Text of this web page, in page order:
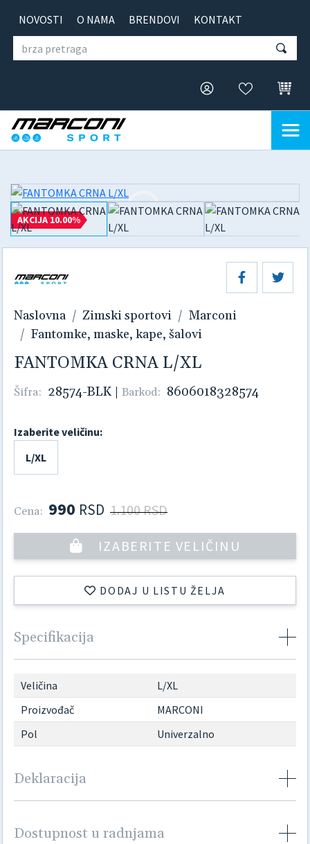
NOVOSTI O NAMA BRENDOVI KONTAKT
AKCIJA 10.00%
Naslovna Zimski sportovi
Marconi
Fantomke, maske, kape, šalovi
FANTOMKA CRNA L/XL
Šifra: 28574-BLK | Barkod: 8606018328574
Izaberite veličinu:
L/XL
Cena: 990 RSD 1.100 RSD
IZABERITE VELIČINU
DODAJ U LISTU ŽELJA
Specifikacija
Veličina
L/XL
Proizvođač
MARCONI
Pol
Univerzalno
Deklaracija
Dostupnost u radnjama